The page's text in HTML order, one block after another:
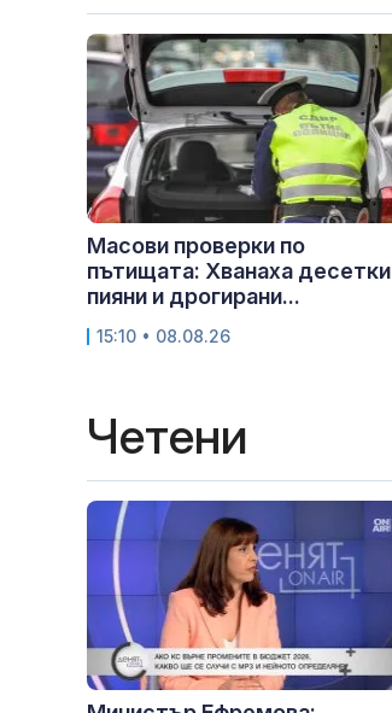
Масови проверки по
пътищата: Хванаха десетки
пияни и дрогирани...
15:10 • 08.08.26
Четени